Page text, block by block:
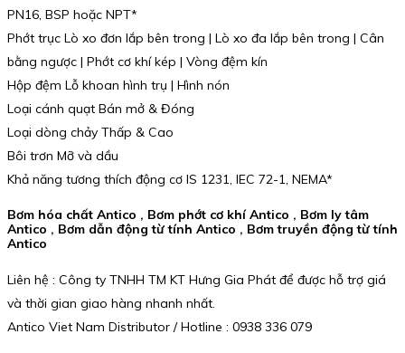
PN16, BSP hoặc NPT*
Phớt trục Lò xo đơn lắp bên trong | Lò xo đa lắp bên trong | Cân
bằng ngược | Phớt cơ khí kép | Vòng đệm kín
Hộp đệm Lỗ khoan hình trụ | Hình nón
Loại cánh quạt Bán mở & Đóng
Loại dòng chảy Thấp & Cao
Bôi trơn Mỡ và dầu
Khả năng tương thích động cơ IS 1231, IEC 72-1, NEMA*
Bơm hóa chất Antico , Bơm phớt cơ khí Antico , Bơm ly tâm
Antico , Bơm dẫn động từ tính Antico , Bơm truyền động từ tính
Antico
Liên hệ : Công ty TNHH TM KT Hưng Gia Phát để được hỗ trợ giá
và thời gian giao hàng nhanh nhất.
Antico Viet Nam Distributor / Hotline : 0938 336 079